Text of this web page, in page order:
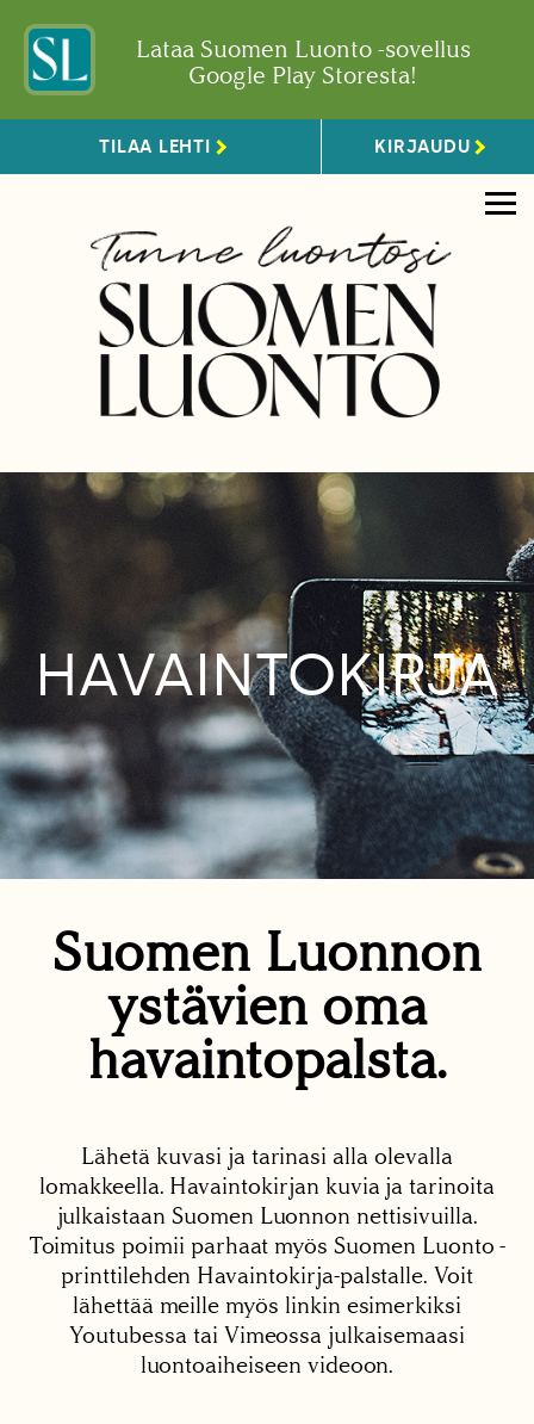
Lataa Suomen Luonto -sovellus
Google Play Storesta!
TILAA LEHTI KIRJAUDU
HAVAINTOKIRJA
Suomen Luonnon
ystävien oma
havaintopalsta.
Lähetä kuvasi ja tarinasi alla olevalla
lomakkeella. Havaintokirjan kuvia ja tarinoita
julkaistaan Suomen Luonnon nettisivuilla.
Toimitus poimii parhaat myös Suomen Luonto -
printtilehden Havaintokirja-palstalle. Voit
lähettää meille myös linkin esimerkiksi
Youtubessa tai Vimeossa julkaisemaasi
luontoaiheiseen videoon.